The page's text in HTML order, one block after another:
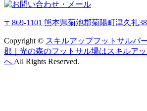
〒869-1101 熊本県菊池郡菊陽町津久礼
Copyright © スキルアップフットサルパ
郡｜光の森のフットサル場はスキルア
へ All Rights Reserved.